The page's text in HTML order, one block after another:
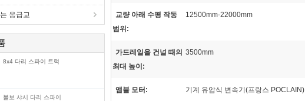
응급교
8x4 다리 스파이 트럭
볼보 샤시 다리 스파이
교량 아래 수평 작동
범위:
12500mm-22000mm
가드레일을 건널 때의
최대 높이:
3500mm
앰블 모터: 기계 유압식 변속기(프랑스 POCLAIN)